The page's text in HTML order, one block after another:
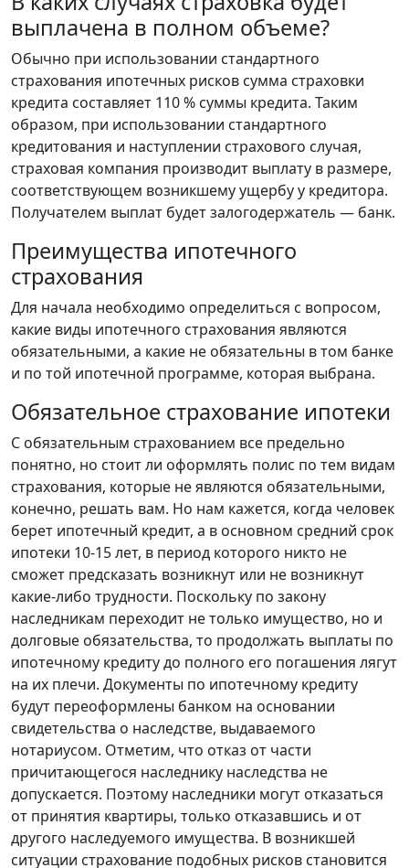
выплачена в полном объеме?
Обычно при использовании стандартного
страхования ипотечных рисков сумма страховки
кредита составляет 110 % суммы кредита. Таким
образом, при использовании стандартного
кредитования и наступлении страхового случая,
страховая компания производит выплату в размере,
соответствующем возникшему ущербу у кредитора.
Получателем выплат будет залогодержатель — банк.
Преимущества ипотечного
страхования
Для начала необходимо определиться с вопросом,
какие виды ипотечного страхования являются
обязательными, а какие не обязательны в том банке
и по той ипотечной программе, которая выбрана.
Обязательное страхование ипотеки
С обязательным страхованием все предельно
понятно, но стоит ли оформлять полис по тем видам
страхования, которые не являются обязательными,
конечно, решать вам. Но нам кажется, когда человек
берет ипотечный кредит, а в основном средний срок
ипотеки 10-15 лет, в период которого никто не
сможет предсказать возникнут или не возникнут
какие-либо трудности. Поскольку по закону
наследникам переходит не только имущество, но и
долговые обязательства, то продолжать выплаты по
ипотечному кредиту до полного его погашения лягут
на их плечи. Документы по ипотечному кредиту
будут переоформлены банком на основании
свидетельства о наследстве, выдаваемого
нотариусом. Отметим, что отказ от части
причитающегося наследнику наследства не
допускается. Поэтому наследники могут отказаться
от принятия квартиры, только отказавшись и от
другого наследуемого имущества. В возникшей
ситуации страхование подобных рисков становится